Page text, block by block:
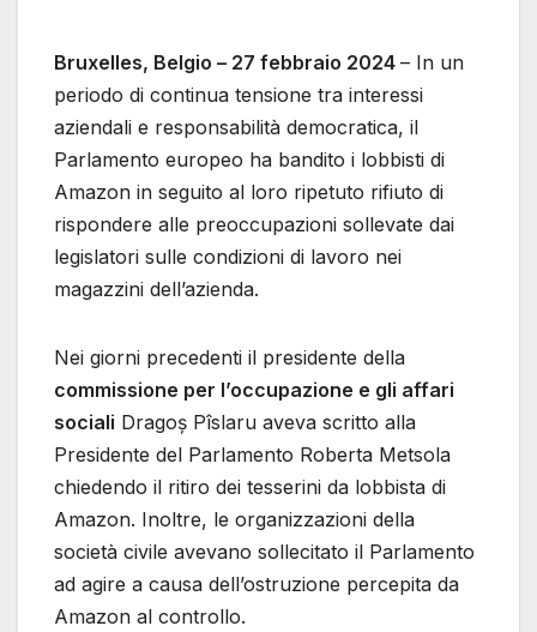
Bruxelles, Belgio – 27 febbraio 2024 – In un
periodo di continua tensione tra interessi
aziendali e responsabilità democratica, il
Parlamento europeo ha bandito i lobbisti di
Amazon in seguito al loro ripetuto rifiuto di
rispondere alle preoccupazioni sollevate dai
legislatori sulle condizioni di lavoro nei
magazzini dell’azienda.
Nei giorni precedenti il presidente della
commissione per l’occupazione e gli affari
sociali Dragoș Pîslaru aveva scritto alla
Presidente del Parlamento Roberta Metsola
chiedendo il ritiro dei tesserini da lobbista di
Amazon. Inoltre, le organizzazioni della
società civile avevano sollecitato il Parlamento
ad agire a causa dell’ostruzione percepita da
Amazon al controllo.